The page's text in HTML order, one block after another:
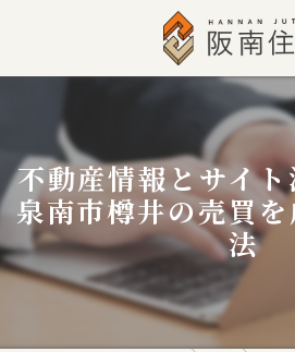
不動産情報とサイ
泉南市樽井の売買
法